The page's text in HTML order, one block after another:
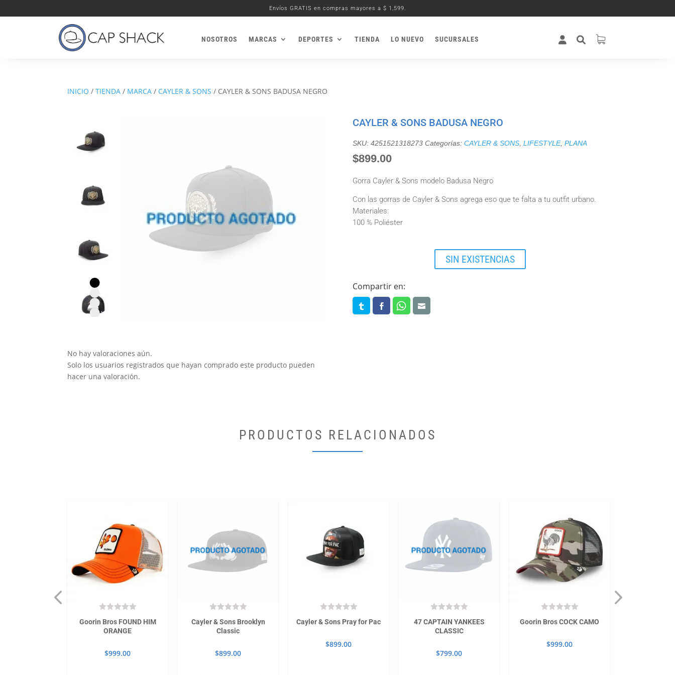
Envíos GRATIS en compras mayores a $ 1,599.
NOSOTROS MARCAS DEPORTES TIENDA LO NUEVO SUCURSALES
INICIO /TIENDA / MARCA / CAYLER & SONS / CAYLER & SONS BADUSA NEGRO
CAYLER & SONS BADUSA NEGRO
SKU: 4251521318273 Categorías: CAYLER & SONS, LIFESTYLE, PLANA
$899.00
Gorra Cayler & Sons modelo Badusa Negro
Con las gorras de Cayler & Sons agrega eso que te falta a tu outfit urbano.
Materiales:
100 % Poliéster
SIN EXISTENCIAS
Compartir en:
No hay valoraciones aún.
Solo los usuarios registrados que hayan comprado este producto pueden
hacer una valoración.
PRODUCTOS RELACIONADOS
Goorin Bros FOUND HIM
ORANGE
$999.00
Cayler & Sons Brooklyn
Classic
$899.00
Cayler & Sons Pray for Pac
$899.00
47 CAPTAIN YANKEES
CLASSIC
$799.00
Goorin Bros COCK CAMO
$999.00